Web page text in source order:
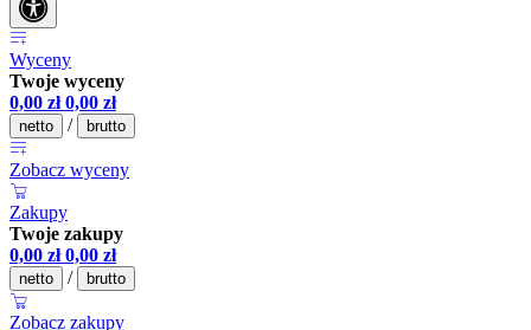
Wyceny
Twoje wyceny
0,00 zł 0,00 zł
netto / brutto
Zobacz wyceny
Zakupy
Twoje zakupy
0,00 zł 0,00 zł
netto / brutto
Zobacz zakupy